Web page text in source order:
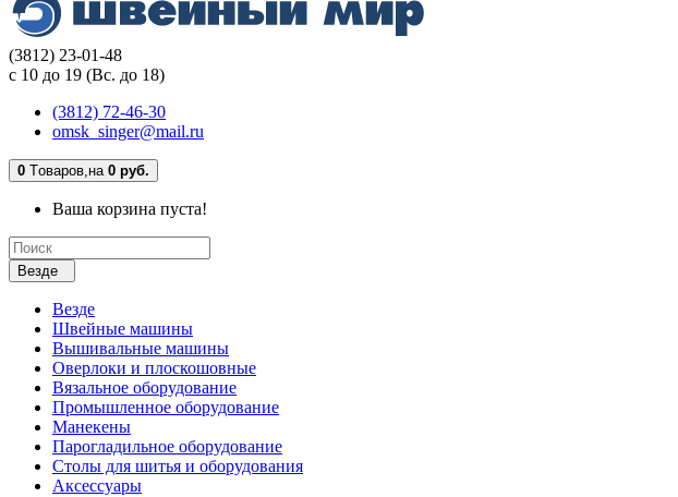
(3812) 23-01-48
с 10 до 19 (Вс. до 18)
(3812) 72-46-30
omsk_singer@mail.ru
0 Tоваров,на 0 руб.
Ваша корзина пуста!
Везде
Везде
Швейные машины
Вышивальные машины
Оверлоки и плоскошовные
Вязальное оборудование
Промышленное оборудование
Манекены
Парогладильное оборудование
Столы для шитья и оборудования
Аксессуары